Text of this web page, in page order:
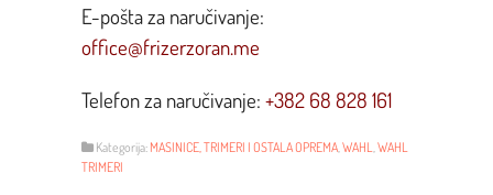
E-pošta za naručivanje:
office@frizerzoran.me
Telefon za naručivanje: +382 68 828 161
Kategorija: MASINICE, TRIMERI I OSTALA OPREMA, WAHL WAHL
TRIMERI